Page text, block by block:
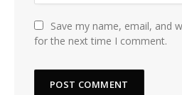
Save my name, email, and
for the next time I comment.